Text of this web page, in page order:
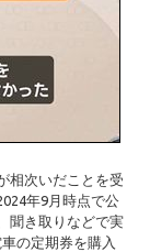
相次いだことを受
年9月時点で公
聞き取りなどで実
の定期券を購入